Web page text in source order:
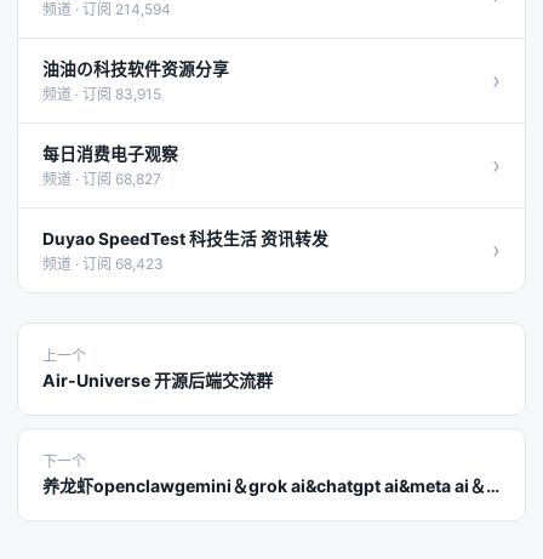
频道 · 订阅 214,594
油油の科技软件资源分享
频道 · 订阅 83,915 ›
每日消费电子观察
频道 · 订阅 68,827 ›
Duyao SpeedTest 科技生活 资讯转发
频道 · 订阅 68,423 ›
上一个
Air-Universe 开源后端交流群
下一个
养龙虾openclawgemini＆grok ai&chatgpt ai&meta ai＆claude aiDeepseek＆Midjourney人工智能 phone talk